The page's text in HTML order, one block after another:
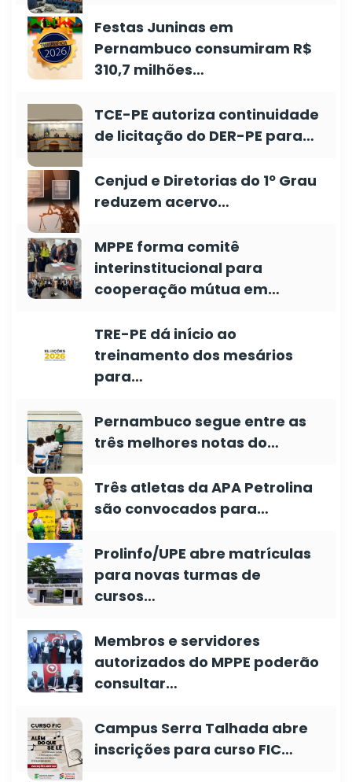
Festas Juninas em
Pernambuco consumiram R$
310,7 milhões…
TCE-PE autoriza continuidade
de licitação do DER-PE para…
Cenjud e Diretorias do 1º Grau
reduzem acervo…
MPPE forma comitê
interinstitucional para
cooperação mútua em…
TRE-PE dá início ao
treinamento dos mesários
para…
Pernambuco segue entre as
três melhores notas do…
Três atletas da APA Petrolina
são convocados para…
Prolinfo/UPE abre matrículas
para novas turmas de
cursos…
Membros e servidores
autorizados do MPPE poderão
consultar…
Campus Serra Talhada abre
inscrições para curso FIC…